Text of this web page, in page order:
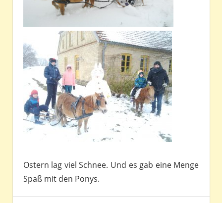
Ostern lag viel Schnee. Und es gab eine Menge
Spaß mit den Ponys.